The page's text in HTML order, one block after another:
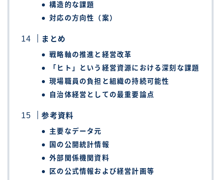
構造的な課題
対応の方向性（案）
まとめ
戦略軸の推進と経営改革
「ヒト」という経営資源における深刻な課題
現場職員の負担と組織の持続可能性
自治体経営としての最重要論点
参考資料
主要なデータ元
国の公開統計情報
外部関係機関資料
区の公式情報および経営計画等